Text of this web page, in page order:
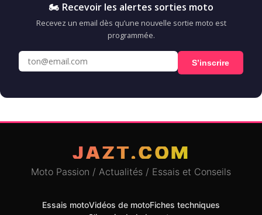
🏍️ Recevoir les alertes sorties moto
Recevez un email dès qu’une nouvelle sortie moto est
programmée.
S’inscrire
JAZT.COM
Moto Passion / Actualités / Essais et Conseils
Essais motoVidéos de motoFiches techniques